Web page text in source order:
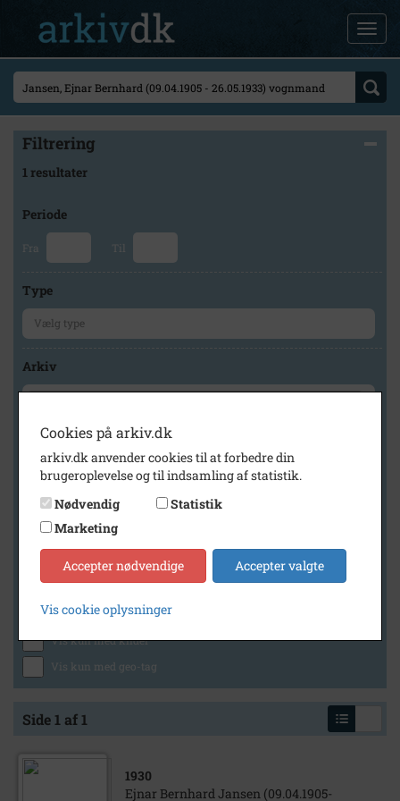
Filtrering
1 resultater
Periode
Fra Til
Type
Arkiv
Geografi
Generelt
Vis kun med billeder
Vis kun med lydklip
Vis kun med kilder
Vis kun med geo-tag
Side 1 af 1
1930
Ejnar Bernhard Jansen (09.04.1905-
Cookies på arkiv.dk
arkiv.dk anvender cookies til at forbedre din
brugeroplevelse og til indsamling af statistik.
Nødvendig
Statistik
Marketing
Accepter nødvendige Accepter valgte
Vis cookie oplysninger